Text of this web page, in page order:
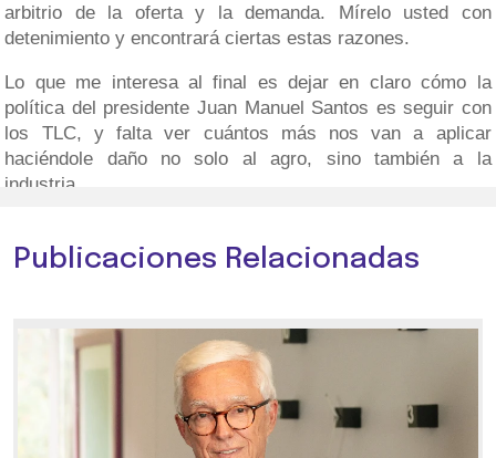
arbitrio de la oferta y la demanda. Mírelo usted con
detenimiento y encontrará ciertas estas razones.
Lo que me interesa al final es dejar en claro cómo la
política del presidente Juan Manuel Santos es seguir con
los TLC, y falta ver cuántos más nos van a aplicar
haciéndole daño no solo al agro, sino también a la
industria.
Publicaciones Relacionadas